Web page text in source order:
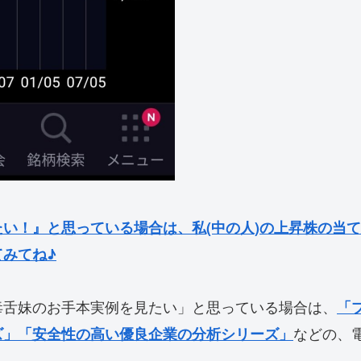
！』と思っている場合は、私(中の人)の上昇株の当
てね♪
のお手本実例を見たい」と思っている場合は、
「安全性の高い優良企業の分析シリーズ」 などの、